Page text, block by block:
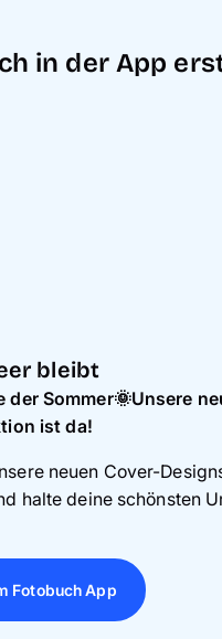
in der App
bleibt
der Sommer🌞Unsere
ist da!
neuen Cover-
halte deine schönsten
Fotobuch App